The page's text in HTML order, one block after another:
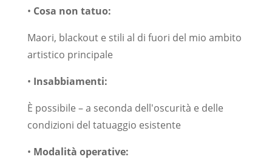
• Cosa non tatuo:
Maori, blackout e stili al di fuori del mio ambito
artistico principale
• Insabbiamenti:
È possibile – a seconda dell'oscurità e delle
condizioni del tatuaggio esistente
• Modalità operative: